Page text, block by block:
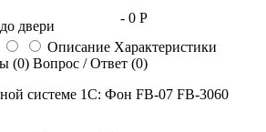
двери
- 0 Р
Описание Характеристики
(0) Вопрос / Ответ (0)
системе 1С: Фон FB-07 FB-3060